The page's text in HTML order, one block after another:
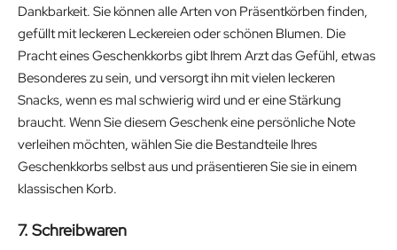
Dankbarkeit. Sie können alle Arten von Präsentkörben finden,
gefüllt mit leckeren Leckereien oder schönen Blumen. Die
Pracht eines Geschenkkorbs gibt Ihrem Arzt das Gefühl, etwas
Besonderes zu sein, und versorgt ihn mit vielen leckeren
Snacks, wenn es mal schwierig wird und er eine Stärkung
braucht. Wenn Sie diesem Geschenk eine persönliche Note
verleihen möchten, wählen Sie die Bestandteile Ihres
Geschenkkorbs selbst aus und präsentieren Sie sie in einem
klassischen Korb.
7. Schreibwaren